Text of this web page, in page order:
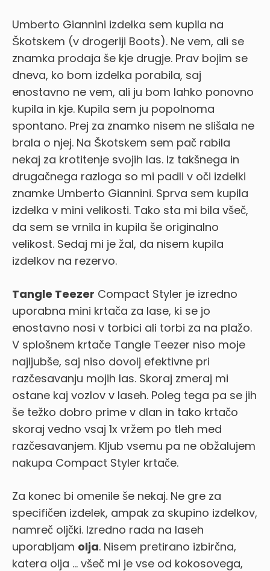
Umberto Giannini izdelka sem kupila na
Škotskem (v drogeriji Boots). Ne vem, ali se
znamka prodaja še kje drugje. Prav bojim se
dneva, ko bom izdelka porabila, saj
enostavno ne vem, ali ju bom lahko ponovno
kupila in kje. Kupila sem ju popolnoma
spontano. Prej za znamko nisem ne slišala ne
brala o njej. Na Škotskem sem pač rabila
nekaj za krotitenje svojih las. Iz takšnega in
drugačnega razloga so mi padli v oči izdelki
znamke Umberto Giannini. Sprva sem kupila
izdelka v mini velikosti. Tako sta mi bila všeč,
da sem se vrnila in kupila še originalno
velikost. Sedaj mi je žal, da nisem kupila
izdelkov na rezervo.
Tangle Teezer Compact Styler je izredno
uporabna mini krtača za lase, ki se jo
enostavno nosi v torbici ali torbi za na plažo.
V splošnem krtače Tangle Teezer niso moje
najljubše, saj niso dovolj efektivne pri
razčesavanju mojih las. Skoraj zmeraj mi
ostane kaj vozlov v laseh. Poleg tega pa se jih
še težko dobro prime v dlan in tako krtačo
skoraj vedno vsaj 1x vržem po tleh med
razčesavanjem. Kljub vsemu pa ne obžalujem
nakupa Compact Styler krtače.
Za konec bi omenile še nekaj. Ne gre za
specifičen izdelek, ampak za skupino izdelkov,
namreč oljčki. Izredno rada na laseh
uporabljam olja. Nisem pretirano izbirčna,
katera olja … všeč mi je vse od kokosovega,